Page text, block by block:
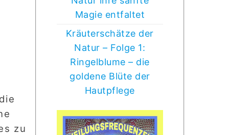
zu
Magie entfaltet
Kräuterschätze der
Natur – Folge 1:
Ringelblume – die
goldene Blüte der
Hautpflege